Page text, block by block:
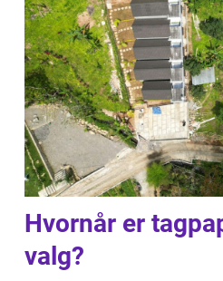
Hvornår er
valg?